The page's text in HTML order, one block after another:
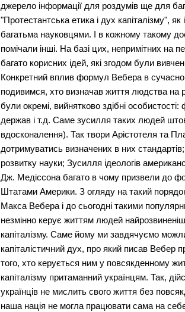
джерело інформації для роздумів ще для
"Протестантська етика і дух капіталізму",
багатьма науковцями. І в кожному такому
помічали інші. На базі цих, непримітних на
багато корисних ідей, які згодом були
Конкретний вплив формул Вебера в
подивимся, хто визначав життя людства на
були окремі, вийнятково здібні
держав і т.д. Саме зусилля таких людей
вдосконалення). Так твори Арістотеля та
дотримуватись визначених в них
розвитку науки; Зусилля ідеологів
Дж. Медіссона багато в чому призвели до
Штатами Америки. З огляду на такий
Макса Вебера і до сьогодні такими
незмінно керує життям людей
капіталізму. Саме йому ми завдячуємо
капіталістичний дух, про який писав Вебер
того, хто керується ним у повсякденному
капіталізму притаманний українцям. Так,
українців не мислить свого життя без
наша нація не могла працювати сама на